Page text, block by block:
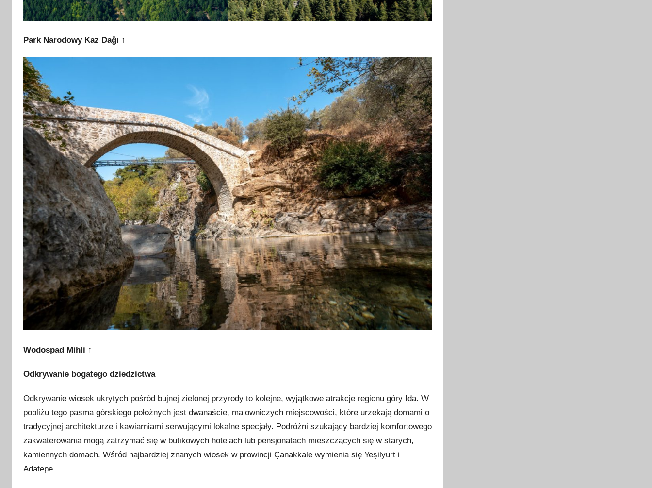
Park Narodowy Kaz Dağı ↑
Wodospad Mihli ↑
Odkrywanie bogatego dziedzictwa
Odkrywanie wiosek ukrytych pośród bujnej zielonej przyrody to kolejne, wyjątkowe atrakcje regionu góry Ida. W
pobliżu tego pasma górskiego położnych jest dwanaście, malowniczych miejscowości, które urzekają domami o
tradycyjnej architekturze i kawiarniami serwującymi lokalne specjały. Podróżni szukający bardziej komfortowego
zakwaterowania mogą zatrzymać się w butikowych hotelach lub pensjonatach mieszczących się w starych,
kamiennych domach. Wśród najbardziej znanych wiosek w prowincji Çanakkale wymienia się Yeşilyurt i
Adatepe.